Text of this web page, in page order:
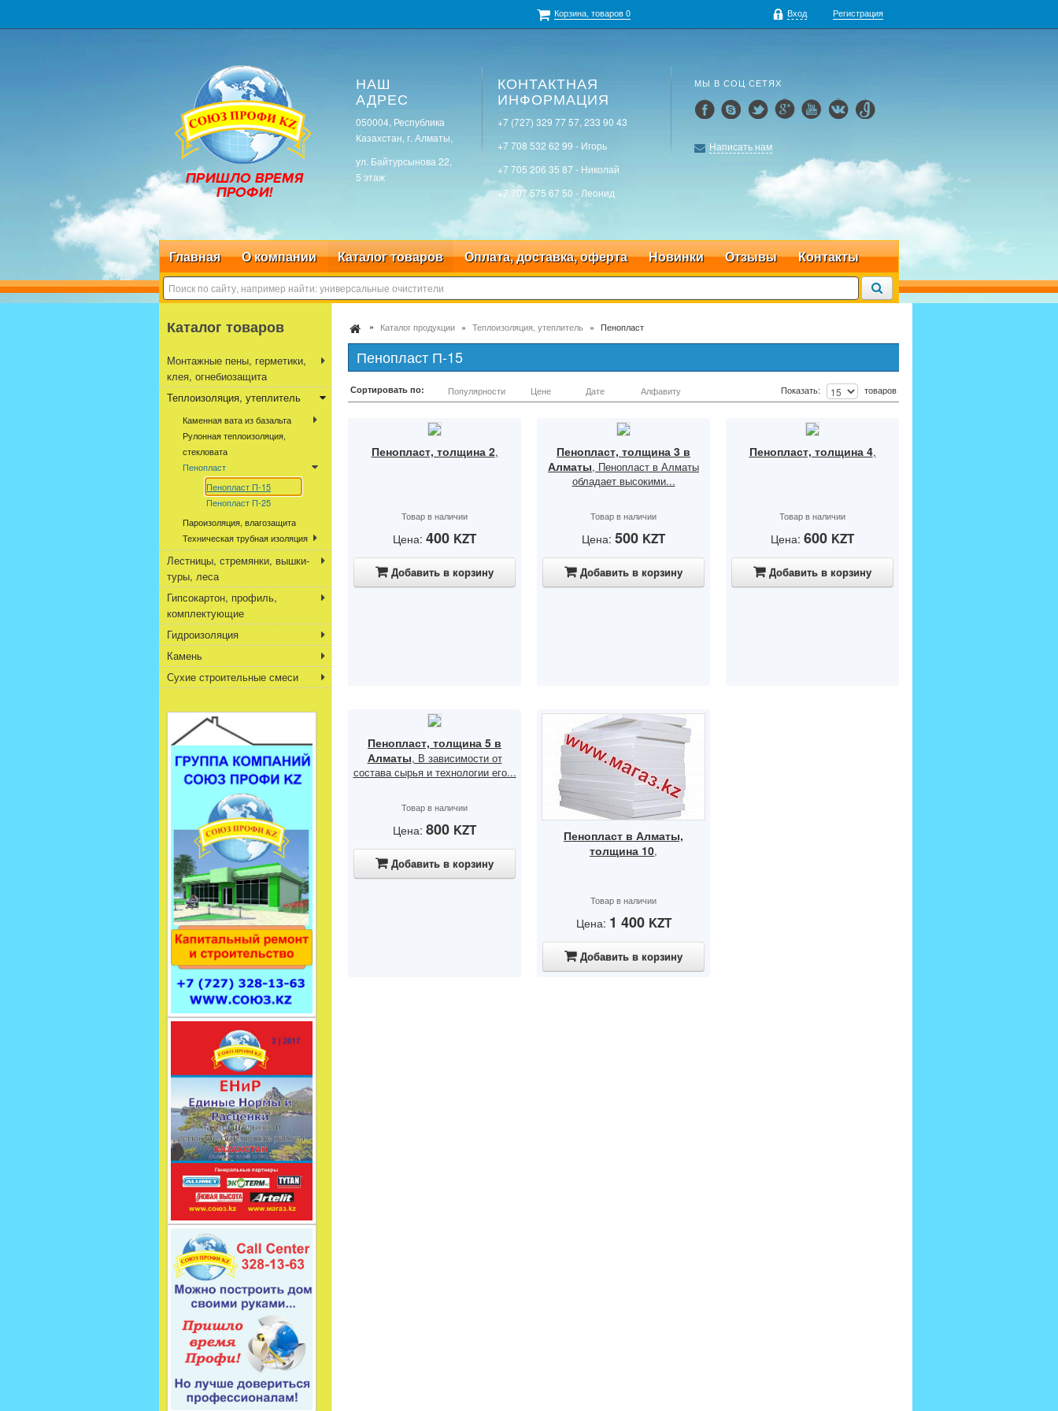
Корзина, товаров0 Вход Регистрация
НАШ
АДРЕС
050004, Республика
Казахстан, г. Алматы,
ул. Байтурсынова 22,
5 этаж
КОНТАКТНАЯ
ИНФОРМАЦИЯ
+7 (727) 329 77 57, 233 90 43
+7 708 532 62 99 - Игорь
+7 705 206 35 87 - Николай
+7 707 575 67 50 - Леонид
МЫ В СОЦ СЕТЯХ
Написать нам
Главная О компании Каталог товаров Оплата, доставка, оферта Новинки Отзывы Контакты
Каталог продукции Теплоизоляция, утеплитель Пенопласт
Пенопласт П-15
Сортировать по: Популярности Цене Дате Алфавиту Показать: товаров
Пенопласт, толщина 2,
Товар в наличии
Цена: 400 KZT
Добавить в корзину
Пенопласт, толщина 3 в
Алматы, Пенопласт в Алматы
обладает высокими...
Товар в наличии
Цена: 500 KZT
Добавить в корзину
Пенопласт, толщина 4,
Товар в наличии
Цена: 600 KZT
Добавить в корзину
Пенопласт, толщина 5 в
Алматы, В зависимости от
состава сырья и технологии его...
Товар в наличии
Цена: 800 KZT
Добавить в корзину
Пенопласт в Алматы,
толщина 10,
Товар в наличии
Цена: 1 400 KZT
Добавить в корзину
Каталог товаров
Монтажные пены, герметики,
клея, огнебиозащита
Теплоизоляция, утеплитель
Каменная вата из базальта
Рулонная теплоизоляция,
стекловата
Пенопласт
Пенопласт П-15
Пенопласт П-25
Пароизоляция, влагозащита
Техническая трубная изоляция
Лестницы, стремянки, вышки-
туры, леса
Гипсокартон, профиль,
комплектующие
Гидроизоляция
Камень
Сухие строительные смеси